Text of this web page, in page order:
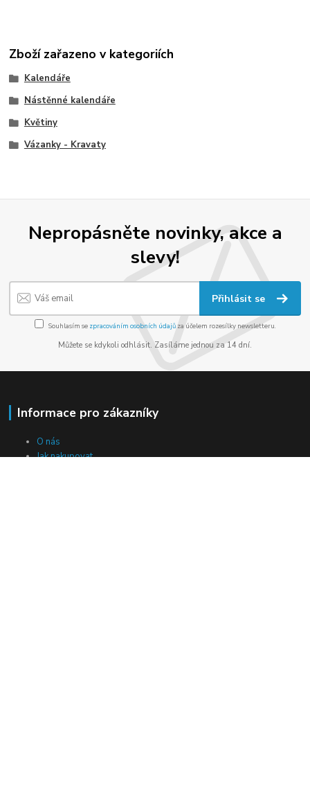
Zboží zařazeno v kategoriích
Kalendáře
Nástěnné kalendáře
Květiny
Vázanky - Kravaty
Nepropásněte novinky, akce a
slevy!
Přihlásit se
Souhlasím se zpracováním osobních údajůza účelem rozesílky newsletteru.
Můžete se kdykoli odhlásit. Zasíláme jednou za 14 dní.
Informace pro zákazníky
O nás
Jak nakupovat